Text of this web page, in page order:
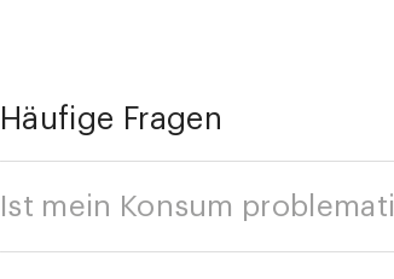
Häufige Fragen
Ist mein Konsum